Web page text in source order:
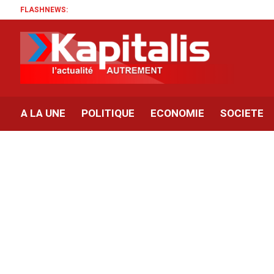
FLASHNEWS:
A LA UNE POLITIQUE ECONOMIE SOCIETE